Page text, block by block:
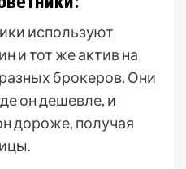
используют
и тот же актив на
брокеров. Они
он дешевле, и
дороже, получая